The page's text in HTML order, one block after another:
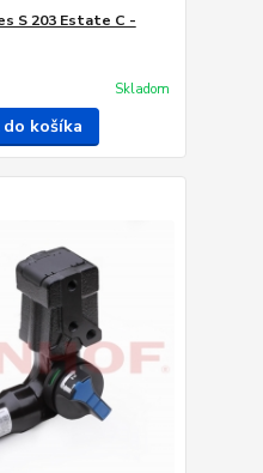
S 203 Estate C -
Skladom
košíka